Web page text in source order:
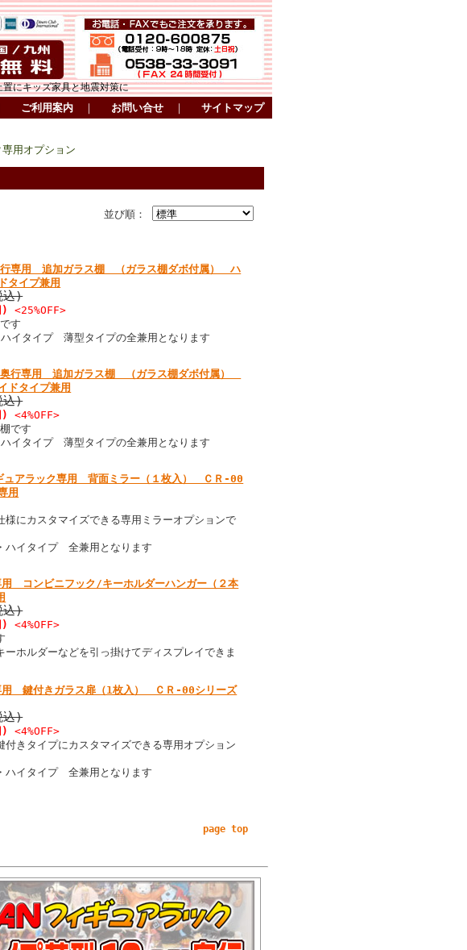
にキッズ家具と地震対策に
ご利用案内 ｜ お問い合せ ｜ サイトマップ
用オプション
並び順：
専用 追加ガラス棚 （ガラス棚ダボ付属） ハ
タイプ兼用
込)
)<25%OFF>
す
イタイプ 薄型タイプの全兼用となります
行専用 追加ガラス棚 （ガラス棚ダボ付属）
ドタイプ兼用
込)
)<4%OFF>
です
イタイプ 薄型タイプの全兼用となります
ュアラック専用 背面ミラー（１枚入） ＣＲ-00
用
様にカスタマイズできる専用ミラーオプションで
ハイタイプ 全兼用となります
用 コンビニフック/キーホルダーハンガー（２本
込)
)<4%OFF>
ホルダーなどを引っ掛けてディスプレイできま
用 鍵付きガラス扉（1枚入） ＣＲ-00シリーズ
込)
)<4%OFF>
付きタイプにカスタマイズできる専用オプション
ハイタイプ 全兼用となります
page top